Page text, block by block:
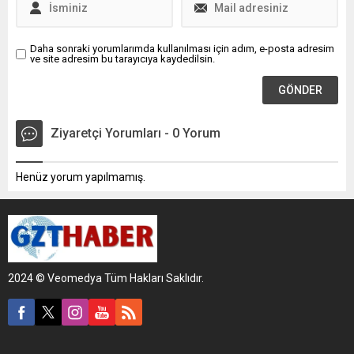
Daha sonraki yorumlarımda kullanılması için adım, e-posta adresim
ve site adresim bu tarayıcıya kaydedilsin.
Ziyaretçi Yorumları - 0 Yorum
Henüz yorum yapılmamış.
2024 © Veomedya Tüm Hakları Saklıdır.